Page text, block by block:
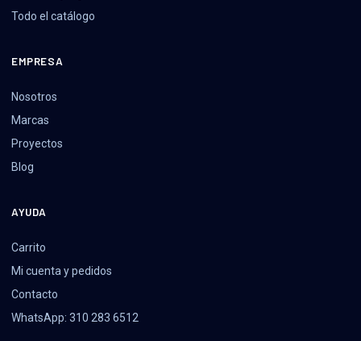
Todo el catálogo
EMPRESA
Nosotros
Marcas
Proyectos
Blog
AYUDA
Carrito
Mi cuenta y pedidos
Contacto
WhatsApp: 310 283 6512